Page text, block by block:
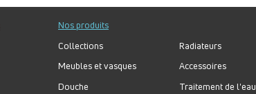
Nos produits
Collections
Meubles et vasques
Douche
Radiateurs
Accessoires
Traitement de l'eau